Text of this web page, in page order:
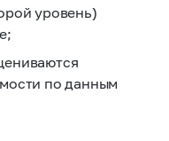
уровень)
по данным